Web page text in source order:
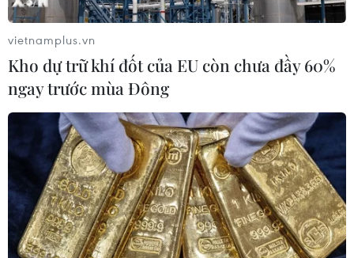
phẩm máy lọc nước tại thị trường phía Nam phục vụ
nhu cầu của người tiêu dùng.
vietnamplus.vn
Kho dự trữ khí đốt của EU còn chưa đầy 60%
ngay trước mùa Đông